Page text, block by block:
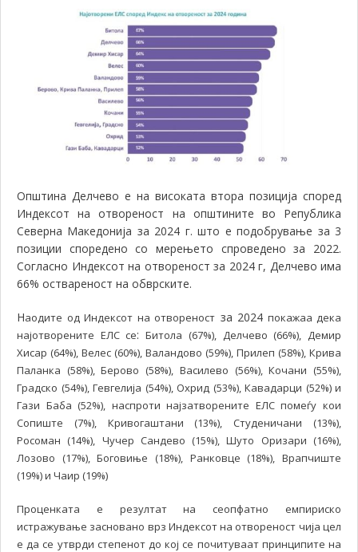
Општина Делчево е на високата втора позиција според
Индексот на отвореност на општините во Република
Северна Македонија за 2024 г. што е подобрување за 3
позиции споредено со мерењето спроведено за 2022.
Согласно Индексот на отвореност за 2024 г, Делчево има
66% оствареност на обврските.
Наодите од Индексот на отвореност за 2024 покажаа дека
најотворените ЕЛС се: Битола (67%), Делчево (66%), Демир
Хисар (64%), Велес (60%), Валандово (59%), Прилеп (58%), Крива
Паланка (58%), Берово (58%), Василево (56%), Кочани (55%),
Градско (54%), Гевгелија (54%), Охрид (53%), Кавадарци (52%) и
Гази Баба (52%), наспроти најзатворените ЕЛС помеѓу кои
Сопиште (7%), Кривогаштани (13%), Студеничани (13%),
Росоман (14%), Чучер Сандево (15%), Шуто Оризари (16%),
Лозово (17%), Боговиње (18%), Ранковце (18%), Врапчиште
(19%) и Чаир (19%)
Проценката е резултат на сеопфатно емпириско
истражување засновано врз Индексот на отвореност чија цел
е да се утврди степенот до кој се почитуваат принципите на